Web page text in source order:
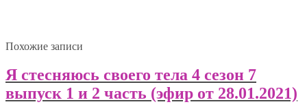
Похожие записи
Я стесняюсь своего тела 4 сезон 7
выпуск 1 и 2 часть (эфир от 28.01.2021)